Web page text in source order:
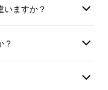
いますか？
？